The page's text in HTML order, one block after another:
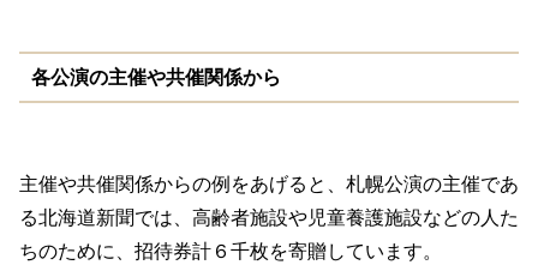
各公演の主催や共催関係から
主催や共催関係からの例をあげると、札幌公演の主催であ
る北海道新聞では、高齢者施設や児童養護施設などの人た
ちのために、招待券計６千枚を寄贈しています。